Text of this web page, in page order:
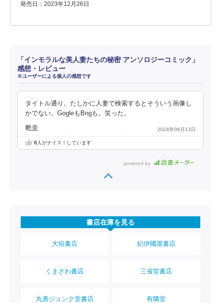
発売日：2023年12月26日
「インモラルな美人妻たちの秘密 アンソロジーコミック」
感想・レビュー
※ユーザーによる個人の感想です
タイトル通り。たしかに人妻で検索するとそういう画像し
かでない。GogleもBngも。笑った。
乾圭 2024年06月13日
0人がナイス！しています
powered by
書店在庫を見る
大垣書店 紀伊國屋書店
くまざわ書店 三省堂書店
丸善ジュンク堂書店 有隣堂